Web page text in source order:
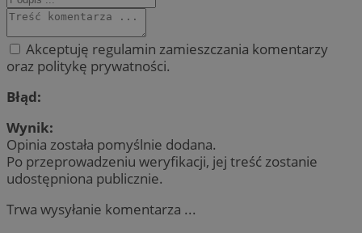
Akceptuję regulamin zamieszczania komentarzy
oraz politykę prywatności.
Błąd:
Wynik:
Opinia została pomyślnie dodana.
Po przeprowadzeniu weryfikacji, jej treść zostanie
udostępniona publicznie.
Trwa wysyłanie komentarza ...